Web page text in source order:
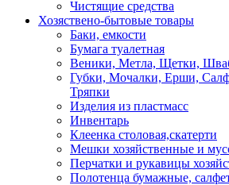
Чистящие средства
Хозяствено-бытовые товары
Баки, емкости
Бумага туалетная
Веники, Метла, Щетки,
Губки, Мочалки, Ерши,
Тряпки
Изделия из пластмасс
Инвентарь
Клеенка столовая,скатерти
Мешки хозяйственные и
Перчатки и рукавицы
Полотенца бумажные,